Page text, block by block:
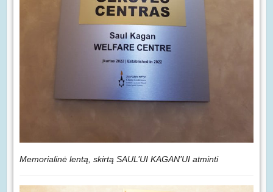
Memorialinė lentą, skirtą SAUL’UI KAGAN’UI atminti